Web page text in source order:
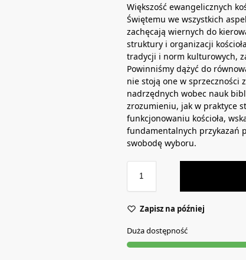
Większość ewangelicznych
Świętemu we wszystkich
zachęcają wiernych do
struktury i organizacji
tradycji i norm kulturowych,
Powinniśmy dążyć do
nie stoją one w sprzeczności
nadrzędnych wobec nauk
zrozumieniu, jak w praktyce
funkcjonowaniu kościoła,
fundamentalnych przykazań
swobodę wyboru.
Zapisz na później
Duża dostępność